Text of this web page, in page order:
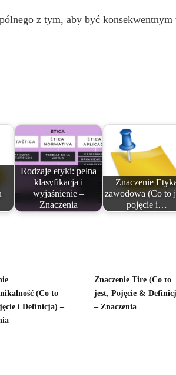
z tym, aby być
Rodzaje etyki: pełna
klasyfikacja i
wyjaśnienie –
Znaczenia
Znaczenie
zawodowa (Co to
pojęcie i…
(Co to
i Definicja) –
Znaczenie Tire (Co to
jest, Pojęcie &
– Znaczenia